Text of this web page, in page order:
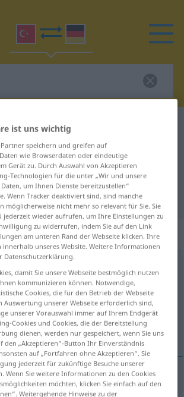
Wörterbuch
Übersetzung für
Übersetzung
: zarf
Übersetzungen
Übersetzung anklicken/antippen)
neden
ist uns wichtig
speichern und greifen auf
wie Browserdaten oder eindeutige
Gerät zu. Durch Auswahl von Akzeptieren
Technologien für die unter „Wir und unsere
um Ihnen Dienste bereitzustellen“
Wenn Tracker deaktiviert sind, sind manche
möglicherweise nicht mehr so relevant für Sie. Sie
jederzeit wieder aufrufen, um Ihre Einstellungen zu
zu widerrufen, indem Sie auf den Link
am unteren Rand der Webseite klicken. Ihre
innerhalb unseres Website. Weitere Informationen
Datenschutzerklärung.
damit Sie unsere Webseite bestmöglich nutzen
kommunizieren können. Notwendige,
Cookies, die für den Betrieb der Webseite
Auswertung unserer Webseite erforderlich sind,
unserer Vorauswahl immer auf Ihrem Endgerät
Cookies und Cookies, die der Bereitstellung
dienen, werden nur gespeichert, wenn Sie uns
den „Akzeptieren“-Button Ihr Einverständnis
auf „Fortfahren ohne Akzeptieren“. Sie
jederzeit für zukünftige Besuche unserer
Wenn Sie weitere Informationen zu den Cookies
möchten, klicken Sie einfach auf den
Weitergehende Hinweise zu der